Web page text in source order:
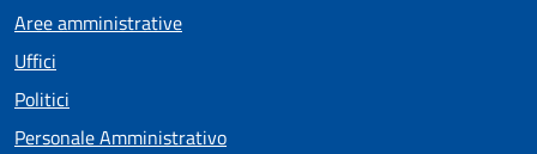
Aree amministrative
Uffici
Politici
Personale Amministrativo